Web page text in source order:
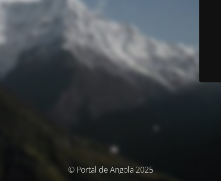
© Portal de Angola 2025